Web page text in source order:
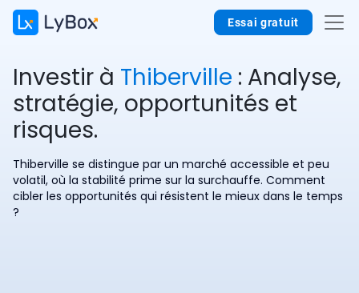
Essai gratuit
Investir à Thiberville : Analyse,
stratégie, opportunités et
risques.
Thiberville se distingue par un marché accessible et peu
volatil, où la stabilité prime sur la surchauffe. Comment
cibler les opportunités qui résistent le mieux dans le temps
?